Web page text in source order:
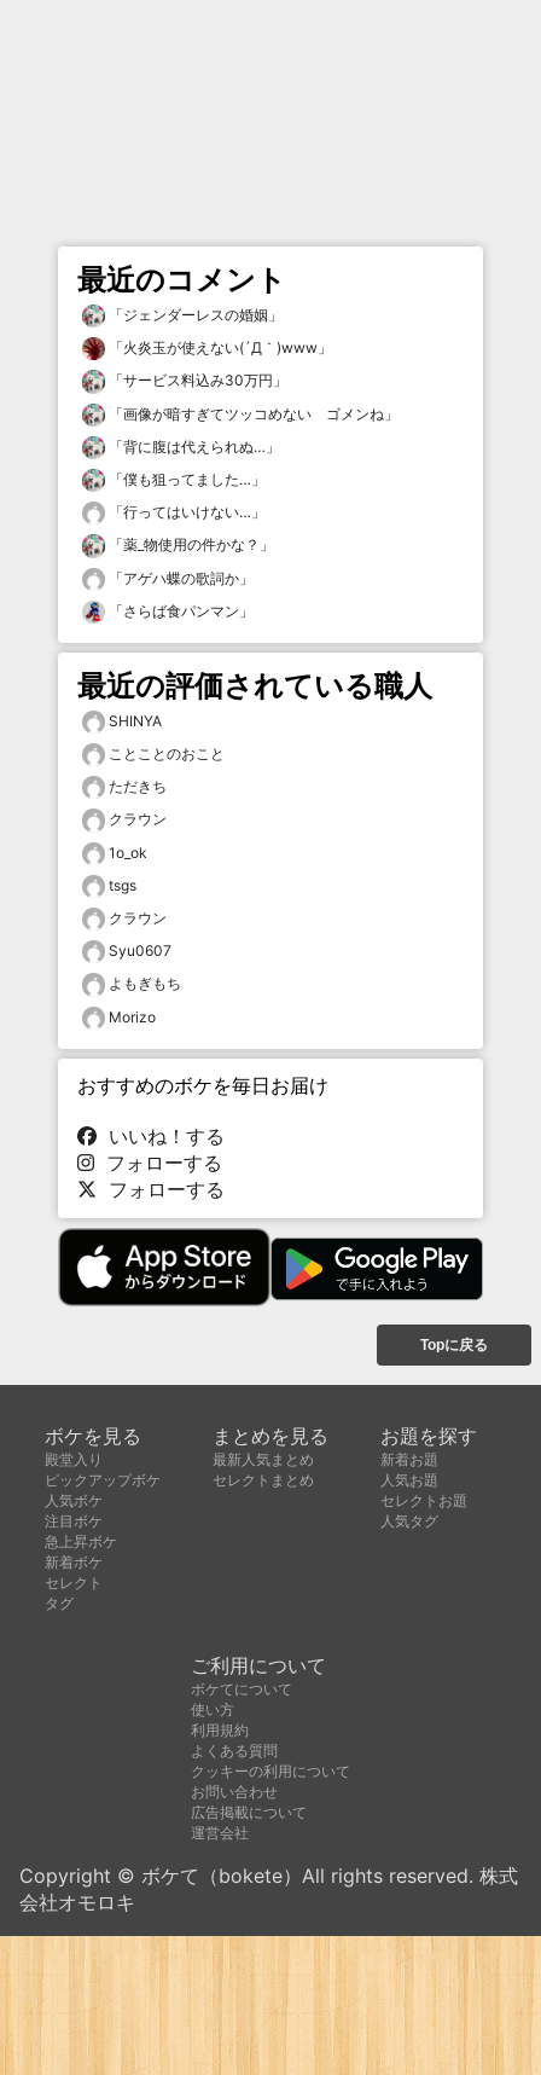
最近のコメント
「ジェンダーレスの婚姻 」
「火炎玉が使えない(´Д｀)www 」
「サービス料込み30万円 」
「画像が暗すぎてツッコめない ゴメンね 」
「背に腹は代えられぬ… 」
「僕も狙ってました… 」
「行ってはいけない… 」
「薬_物使用の件かな？ 」
「アゲハ蝶の歌詞か 」
「さらば食パンマン 」
最近の評価されている職人
SHINYA
ことことのおこと
ただきち
クラウン
1o_ok
tsgs
クラウン
Syu0607
よもぎもち
Morizo
おすすめのボケを毎日お届け
いいね！する
フォローする
フォローする
Topに戻る
ボケを見る
殿堂入り
ピックアップボケ
人気ボケ
注目ボケ
急上昇ボケ
新着ボケ
セレクト
タグ
まとめを見る
最新人気まとめ
セレクトまとめ
お題を探す
新着お題
人気お題
セレクトお題
人気タグ
ご利用について
ボケてについて
使い方
利用規約
よくある質問
クッキーの利用について
お問い合わせ
広告掲載について
運営会社
Copyright © ボケて（bokete）All rights reserved. 株式
会社オモロキ